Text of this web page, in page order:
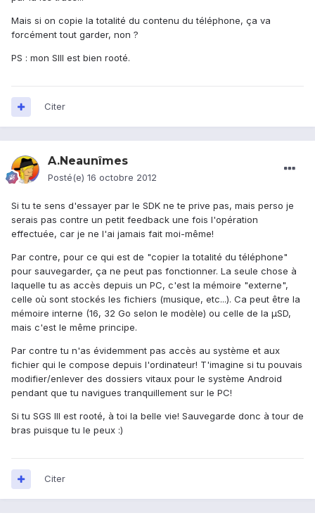
Mais si on copie la totalité du contenu du téléphone, ça va
forcément tout garder, non ?
PS : mon SIII est bien rooté.
Citer
A.Neaunîmes
Posté(e) 16 octobre 2012
Si tu te sens d'essayer par le SDK ne te prive pas, mais perso je
serais pas contre un petit feedback une fois l'opération
effectuée, car je ne l'ai jamais fait moi-même!
Par contre, pour ce qui est de "copier la totalité du téléphone"
pour sauvegarder, ça ne peut pas fonctionner. La seule chose à
laquelle tu as accès depuis un PC, c'est la mémoire "externe",
celle où sont stockés les fichiers (musique, etc...). Ca peut être la
mémoire interne (16, 32 Go selon le modèle) ou celle de la µSD,
mais c'est le même principe.
Par contre tu n'as évidemment pas accès au système et aux
fichier qui le compose depuis l'ordinateur! T'imagine si tu pouvais
modifier/enlever des dossiers vitaux pour le système Android
pendant que tu navigues tranquillement sur le PC!
Si tu SGS III est rooté, à toi la belle vie! Sauvegarde donc à tour de
bras puisque tu le peux :)
Citer